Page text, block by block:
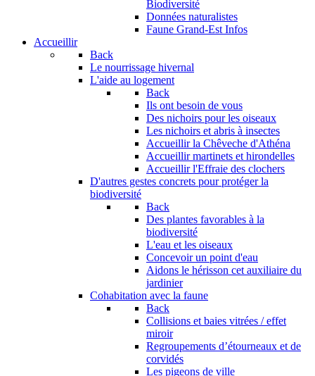
Biodiversité
Données naturalistes
Faune Grand-Est Infos
Accueillir
Back
Le nourrissage hivernal
L'aide au logement
Back
Ils ont besoin de vous
Des nichoirs pour les oiseaux
Les nichoirs et abris à insectes
Accueillir la Chêveche d'Athéna
Accueillir martinets et hirondelles
Accueillir l'Effraie des clochers
D'autres gestes concrets pour protéger la
biodiversité
Back
Des plantes favorables à la
biodiversité
L'eau et les oiseaux
Concevoir un point d'eau
Aidons le hérisson cet auxiliaire du
jardinier
Cohabitation avec la faune
Back
Collisions et baies vitrées / effet
miroir
Regroupements d’étourneaux et de
corvidés
Les pigeons de ville